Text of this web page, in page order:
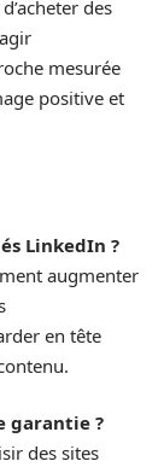
des
mesurée
positive et
LinkedIn ?
augmenter
en tête
garantie ?
des sites